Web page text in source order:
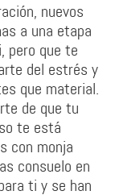
nuevos
a una etapa
pero que te
del estrés y
que material.
de que tu
te está
con monja
consuelo en
ti y se han